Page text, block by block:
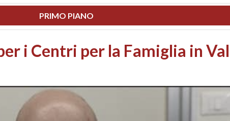
PRIMO PIANO
un chiosco sul
abusi edilizi e occupazione